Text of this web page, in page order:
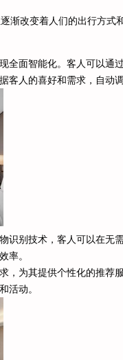
渐改变着人们的出行方
全面智能化。客人可以通
客人的喜好和需求，自动
识别技术，客人可以在无
率。
，为其提供个性化的推荐
活动。